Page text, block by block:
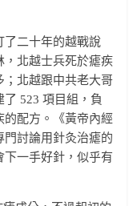
了二十年的越戰說
，北越士兵死於瘧疾
；北越跟中共老大哥
523 項目組，負
的配方。《黃帝內經
討論用針灸治瘧的
下一手好針，似乎有